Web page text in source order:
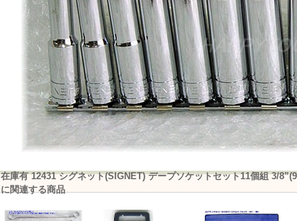
在庫有 12431 シグネット(SIGNET) デープソケットセット11個組 3/
に関連する商品